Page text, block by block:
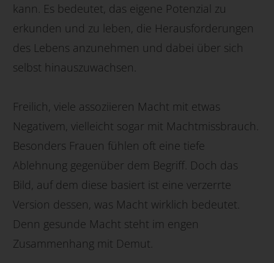
kann. Es bedeutet, das eigene Potenzial zu
erkunden und zu leben, die Herausforderungen
des Lebens anzunehmen und dabei über sich
selbst hinauszuwachsen.
Freilich, viele assoziieren Macht mit etwas
Negativem, vielleicht sogar mit Machtmissbrauch.
Besonders Frauen fühlen oft eine tiefe
Ablehnung gegenüber dem Begriff. Doch das
Bild, auf dem diese basiert ist eine verzerrte
Version dessen, was Macht wirklich bedeutet.
Denn gesunde Macht steht im engen
Zusammenhang mit Demut.